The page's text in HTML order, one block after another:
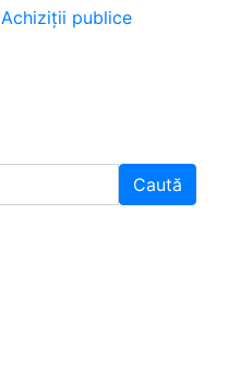
Achiziții publice
Caută